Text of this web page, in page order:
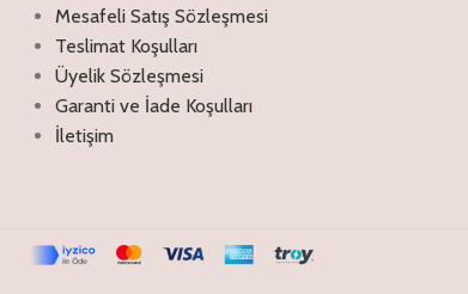
Mesafeli Satış Sözleşmesi
Teslimat Koşulları
Üyelik Sözleşmesi
Garanti ve İade Koşulları
İletişim